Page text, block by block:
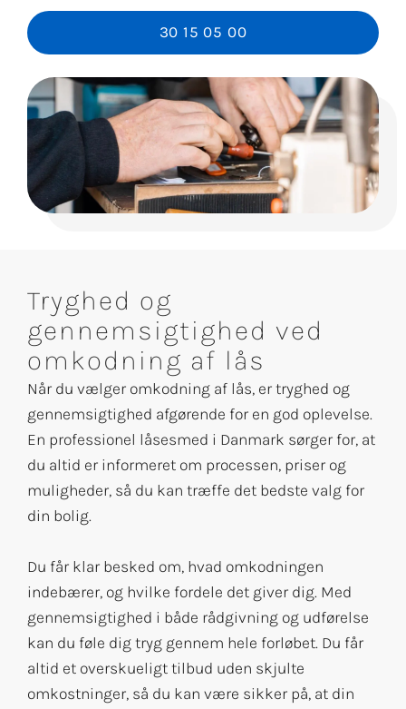
30 15 05 00
Tryghed og
gennemsigtighed ved
omkodning af lås
Når du vælger omkodning af lås, er tryghed og
gennemsigtighed afgørende for en god oplevelse.
En professionel låsesmed i Danmark sørger for, at
du altid er informeret om processen, priser og
muligheder, så du kan træffe det bedste valg for
din bolig.
Du får klar besked om, hvad omkodningen
indebærer, og hvilke fordele det giver dig. Med
gennemsigtighed i både rådgivning og udførelse
kan du føle dig tryg gennem hele forløbet. Du får
altid et overskueligt tilbud uden skjulte
omkostninger, så du kan være sikker på, at din